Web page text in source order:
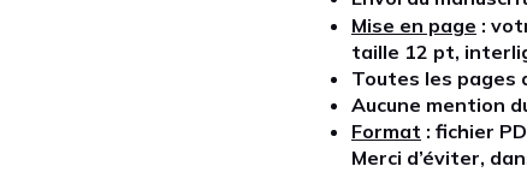
Mise en page :
taille 12 pt,
Toutes les pages
Aucune mention
Format : fichier
Merci d’éviter,